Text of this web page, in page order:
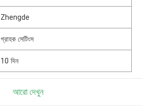
Zhengde
গ্রাহক সেটিংস
10 দিন
আরো দেখুন